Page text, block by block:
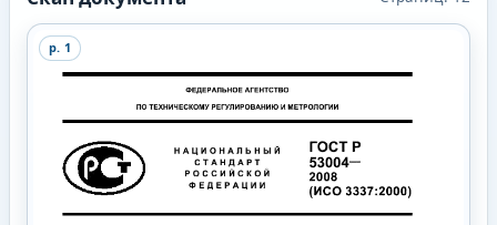
p. 1